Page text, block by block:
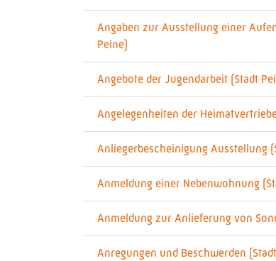
Angaben zur Ausstellung einer
Peine)
Angebote der Jugendarbeit (Stadt
Angelegenheiten der
Anliegerbescheinigung Ausstellung
Anmeldung einer Nebenwohnung
Anmeldung zur Anlieferung von
Anregungen und Beschwerden